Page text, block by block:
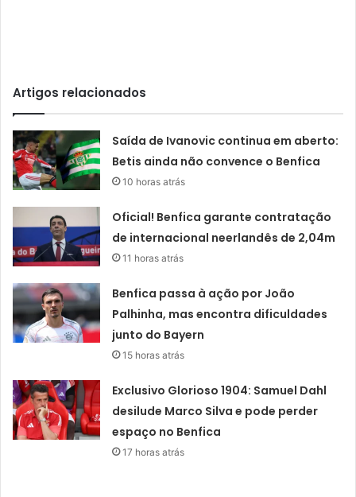
Artigos relacionados
Saída de Ivanovic continua em aberto:
Betis ainda não convence o Benfica
10 horas atrás
Oficial! Benfica garante contratação
de internacional neerlandês de 2,04m
11 horas atrás
Benfica passa à ação por João
Palhinha, mas encontra dificuldades
junto do Bayern
15 horas atrás
Exclusivo Glorioso 1904: Samuel Dahl
desilude Marco Silva e pode perder
espaço no Benfica
17 horas atrás